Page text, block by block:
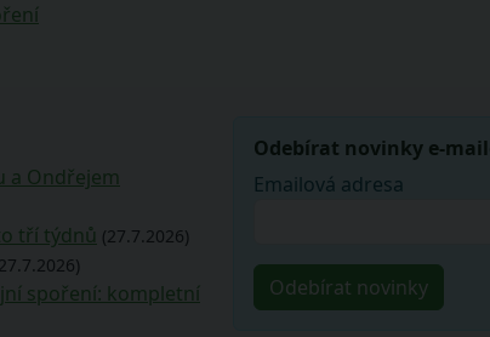
a Ondřejem
tří týdnů (27.7.2026)
spoření: kompletní
Odebírat novinky e-
Emailová adresa